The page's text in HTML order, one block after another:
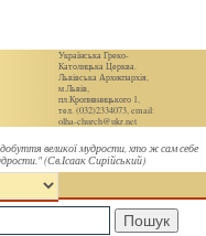
Українська Греко-
Католицька Церква.
Львівська Архиєпархія,
м.Львів,
пл.Кропивницького 1,
тел. (032)2334073, email:
olha-church@ukr.net
великої мудрости, хто ж сам себе
(Св.Ісаак Сирійський)
Пошук